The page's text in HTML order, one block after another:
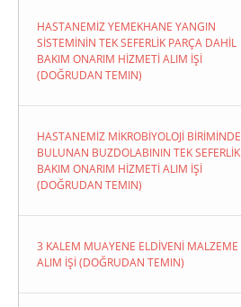
HASTANEMİZ YEMEKHANE YANGIN
SİSTEMİNİN TEK SEFERLİK PARÇA DAHİL
BAKIM ONARIM HİZMETİ ALIM İŞİ
(DOĞRUDAN TEMIN)
HASTANEMİZ MİKROBİYOLOJİ BİRİMİNDE
BULUNAN BUZDOLABININ TEK SEFERLİK
BAKIM ONARIM HİZMETİ ALIM İŞİ
(DOĞRUDAN TEMIN)
3 KALEM MUAYENE ELDİVENİ MALZEME
ALIM İŞİ (DOĞRUDAN TEMIN)